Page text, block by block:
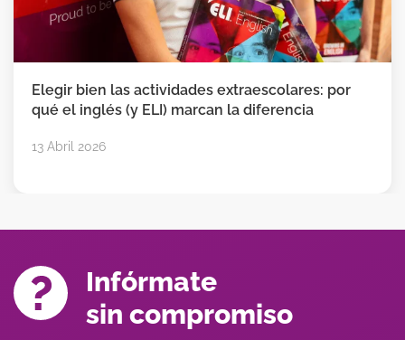
Elegir bien las actividades extraescolares: por
qué el inglés (y ELI) marcan la diferencia
13 Abril 2026
Infórmate
sin compromiso